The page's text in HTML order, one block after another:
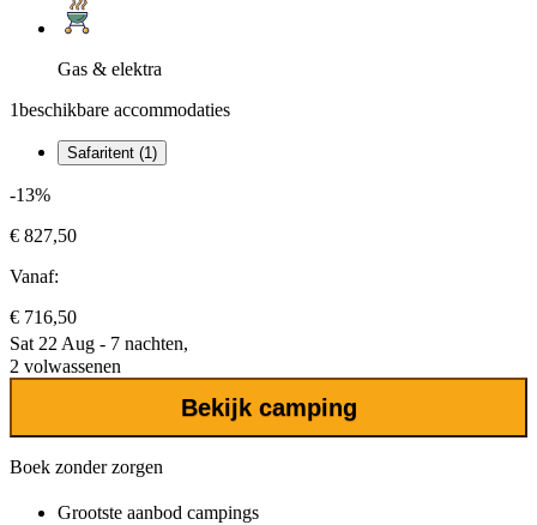
Gas & elektra
1beschikbare accommodaties
Safaritent (1)
-13%
€ 827,50
Vanaf:
€ 716,50
Sat 22 Aug - 7 nachten,
2 volwassenen
Bekijk camping
Boek zonder zorgen
Grootste aanbod campings